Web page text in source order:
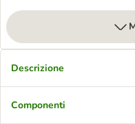
Descrizione
Componenti